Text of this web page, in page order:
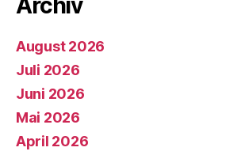
Archiv
August 2026
Juli 2026
Juni 2026
Mai 2026
April 2026